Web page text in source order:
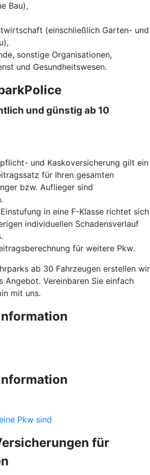
Bau),
(einschließlich Garten- und
sonstige Organisationen,
und Gesundheitswesen.
und günstig ab 10
und Kaskoversicherung gilt ein
für Ihren gesamten
bzw. Auflieger sind
in eine F-Klasse richtet sich
individuellen Schadensverlauf
für weitere Pkw.
ab 30 Fahrzeugen erstellen wir
Angebot. Vereinbaren Sie einfach
mit uns.
Pkw sind
für